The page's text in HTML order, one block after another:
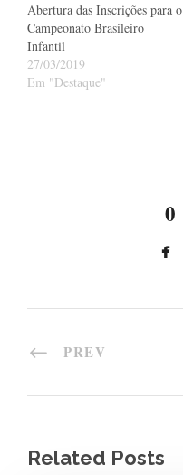
Abertura das Inscrições para o
Campeonato Brasileiro
Infantil
27/03/2019
Em "Destaque"
0
PREV
Related Posts